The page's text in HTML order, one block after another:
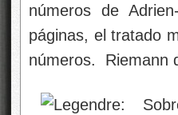
números de
páginas, el tratado
números. Riemann